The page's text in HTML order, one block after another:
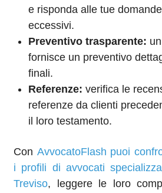
e risponda alle tue
eccessivi.
Preventivo trasparente:
fornisce un preventivo
finali.
Referenze: verifica le
referenze da clienti
il loro testamento.
Con AvvocatoFlash puoi
i profili di avvocati
Treviso, leggere le loro